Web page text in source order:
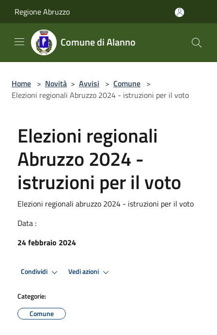
Regione Abruzzo
Comune di Alanno
Home > Novità > Avvisi > Comune >
Elezioni regionali Abruzzo 2024 - istruzioni per il voto
Elezioni regionali
Abruzzo 2024 -
istruzioni per il voto
Elezioni regionali abruzzo 2024 - istruzioni per il voto
Data :
24 febbraio 2024
Condividi Vedi azioni
Categorie:
Comune